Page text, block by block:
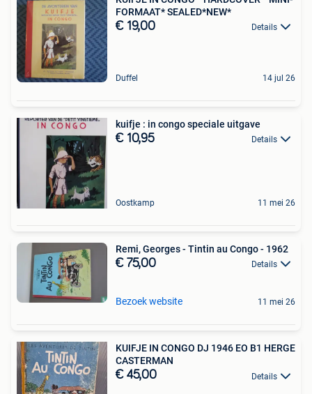
FORMAAT* SEALED*NEW*
€ 19,00 Details
Duffel 14 jul 26
kuifje : in congo speciale uitgave
€ 10,95 Details
Oostkamp 11 mei 26
Remi, Georges - Tintin au Congo - 1962
€ 75,00 Details
Bezoek website 11 mei 26
KUIFJE IN CONGO DJ 1946 EO B1 HERGE
CASTERMAN
€ 45,00 Details